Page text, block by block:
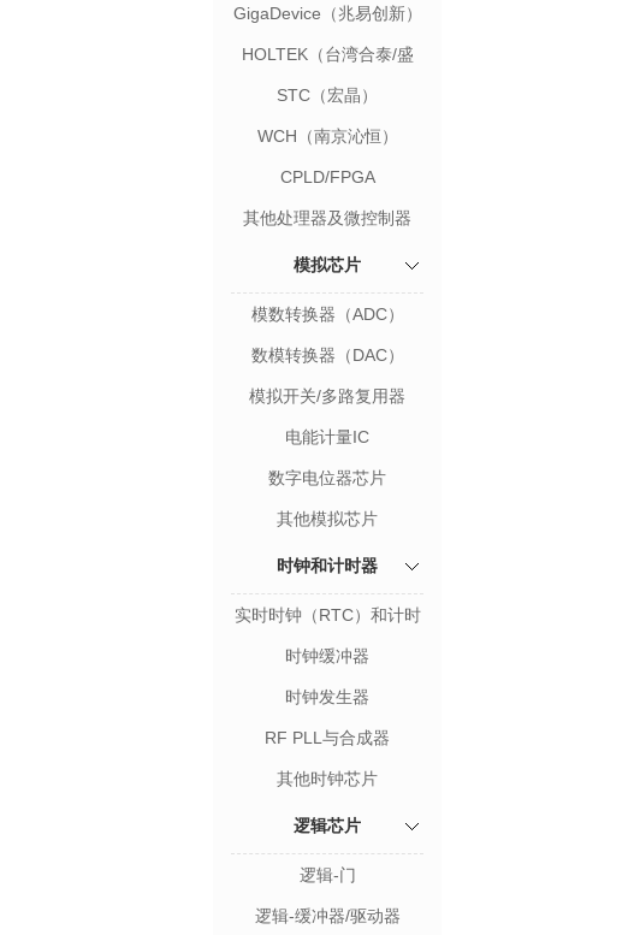
GigaDevice（兆易创新）
HOLTEK（台湾合泰/盛
群）
STC（宏晶）
WCH（南京沁恒）
CPLD/FPGA
其他处理器及微控制器
模拟芯片
模数转换器（ADC）
数模转换器（DAC）
模拟开关/多路复用器
电能计量IC
数字电位器芯片
其他模拟芯片
时钟和计时器
实时时钟（RTC）和计时
器
时钟缓冲器
时钟发生器
RF PLL与合成器
其他时钟芯片
逻辑芯片
逻辑-门
逻辑-缓冲器/驱动器